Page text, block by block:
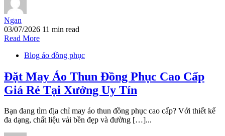
Ngan
03/07/2026 11 min read
Read More
Blog áo đồng phục
Đặt May Áo Thun Đồng Phục Cao Cấp
Giá Rẻ Tại Xưởng Uy Tín
Bạn đang tìm địa chỉ may áo thun đồng phục cao cấp? Với thiết kế
đa dạng, chất liệu vải bền đẹp và đường […]...